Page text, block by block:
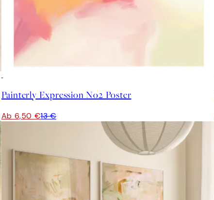
Painterly Expression No2 Poster
Ab 6,50 €13 €